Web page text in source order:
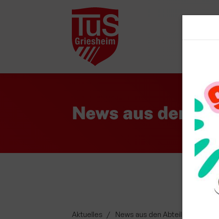
News aus den
Aktuelles News aus den Abteilungen